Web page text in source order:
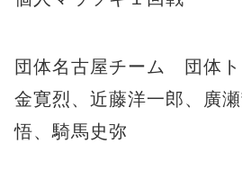
団体名古屋チーム 団体
金寛烈、近藤洋一郎、廣
悟、騎馬史弥